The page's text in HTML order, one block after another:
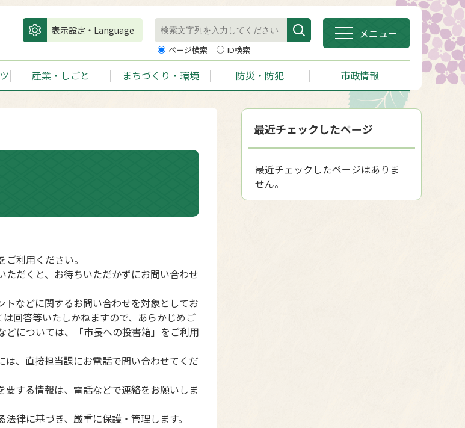
表示設定・Language
ページ検索 ID検索
メニュー
産業・しごと まちづくり・環境 防災・防犯 市政情報
利用ください。
ただくと、お待ちいただかずにお問い合わせ
などに関するお問い合わせを対象としてお
回答等いたしかねますので、あらかじめご
どについては、「市長への投書箱」をご利用
、直接担当課にお電話で問い合わせてくだ
する情報は、電話などで連絡をお願いしま
律に基づき、厳重に保護・管理します。
最近チェックしたページ
最近チェックしたページはありま
せん。